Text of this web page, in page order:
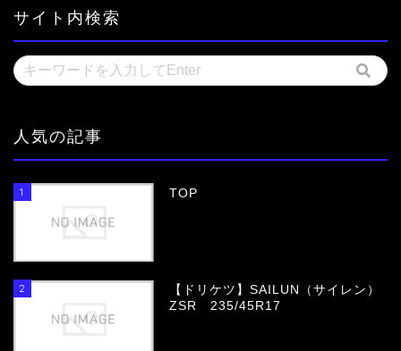
サイト内検索
人気の記事
1 TOP
2
【ドリケツ】SAILUN（サイレン）
ZSR 235/45R17